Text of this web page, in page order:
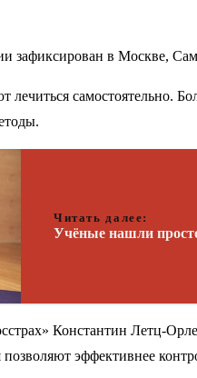
зафиксирован в Москве,
самостоятельно.
Читать далее:
Учёные нашли
Константин Летц-
позволяют эффективнее